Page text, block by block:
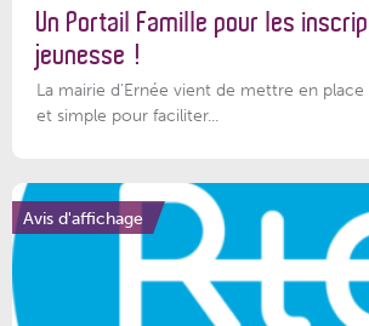
Un Portail Famille pour les
jeunesse !
La mairie d’Ernée vient de mettre en
et simple pour faciliter...
Avis d'affichage